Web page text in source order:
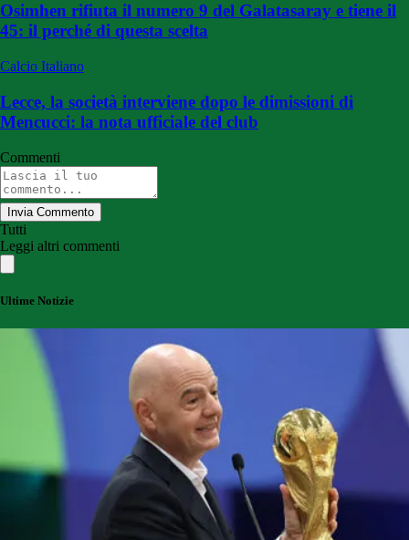
Osimhen rifiuta il numero 9 del Galatasaray e tiene il
45: il perché di questa scelta
Calcio Italiano
Lecce, la società interviene dopo le dimissioni di
Mencucci: la nota ufficiale del club
Commenti
Invia Commento
Tutti
Leggi altri commenti
Ultime Notizie